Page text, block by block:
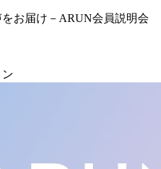
お届け－ARUN会員説明会